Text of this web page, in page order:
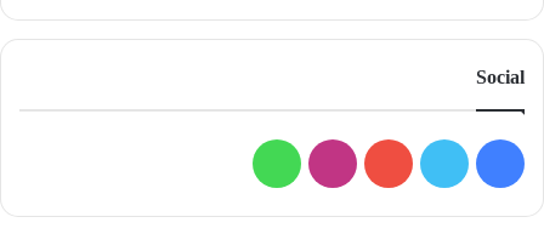
Social
فيسبوك
تويتر يوتيوبانستقرامواتساب